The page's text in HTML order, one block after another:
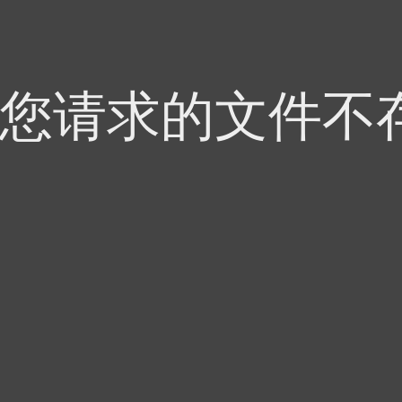
请求的文件不